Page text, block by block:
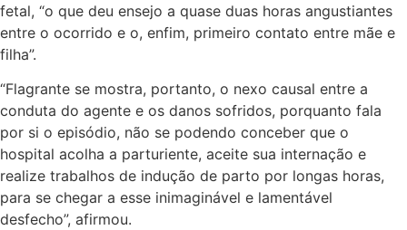
fetal, “o que deu ensejo a quase duas horas angustiantes
entre o ocorrido e o, enfim, primeiro contato entre mãe e
filha”.
“Flagrante se mostra, portanto, o nexo causal entre a
conduta do agente e os danos sofridos, porquanto fala
por si o episódio, não se podendo conceber que o
hospital acolha a parturiente, aceite sua internação e
realize trabalhos de indução de parto por longas horas,
para se chegar a esse inimaginável e lamentável
desfecho”, afirmou.